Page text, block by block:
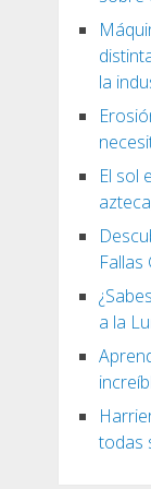
la
El sol
a la
todas